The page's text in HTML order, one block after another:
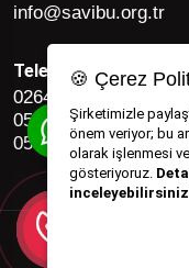
info@savibu.org.tr
Telefon
0264 582 12 17
0530 346 89 54
0530 704 69 54
🍪 Çerez
Şirketimizle
önem veriyor; bu
olarak işlenmesi
gösteriyoruz.